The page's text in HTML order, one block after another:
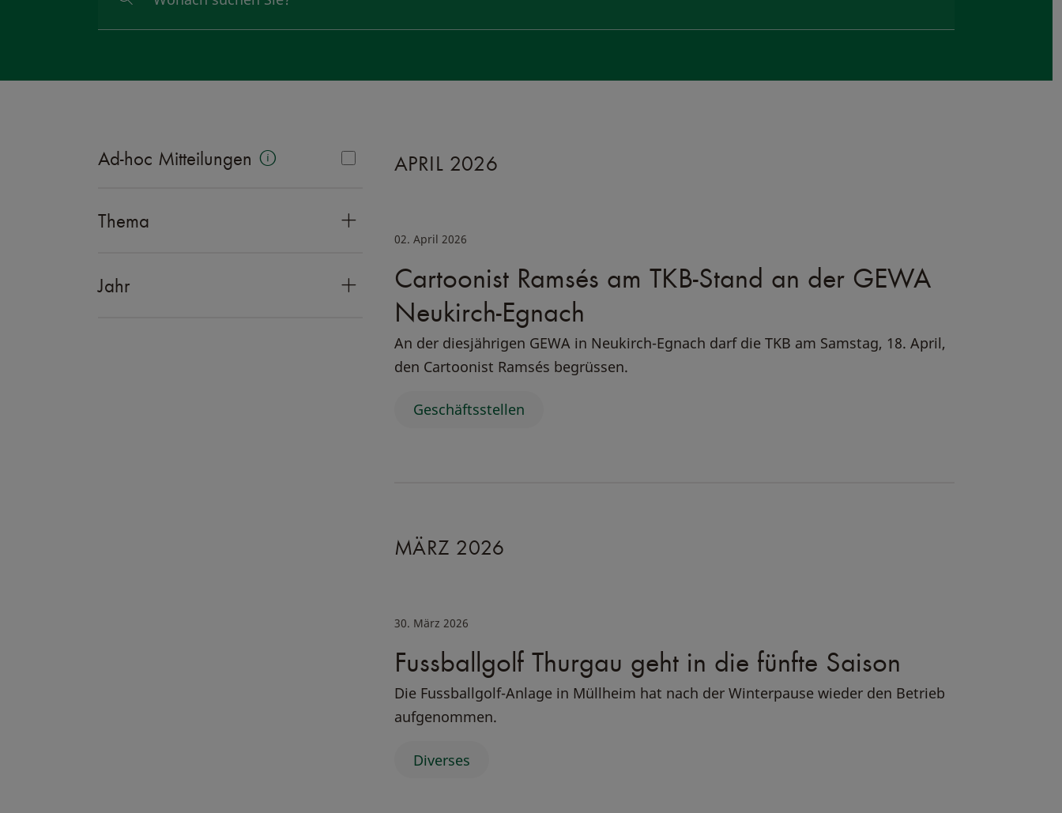
Ad-hoc Mitteilungen
Thema
Jahr
APRIL 2026
02. April 2026
Cartoonist Ramsés am TKB-Stand an der GEWA
Neukirch-Egnach
An der diesjährigen GEWA in Neukirch-Egnach darf die TKB am Samstag, 18. April,
den Cartoonist Ramsés begrüssen.
Geschäftsstellen
MÄRZ 2026
30. März 2026
Fussballgolf Thurgau geht in die fünfte Saison
Die Fussballgolf-Anlage in Müllheim hat nach der Winterpause wieder den Betrieb
aufgenommen.
Diverses